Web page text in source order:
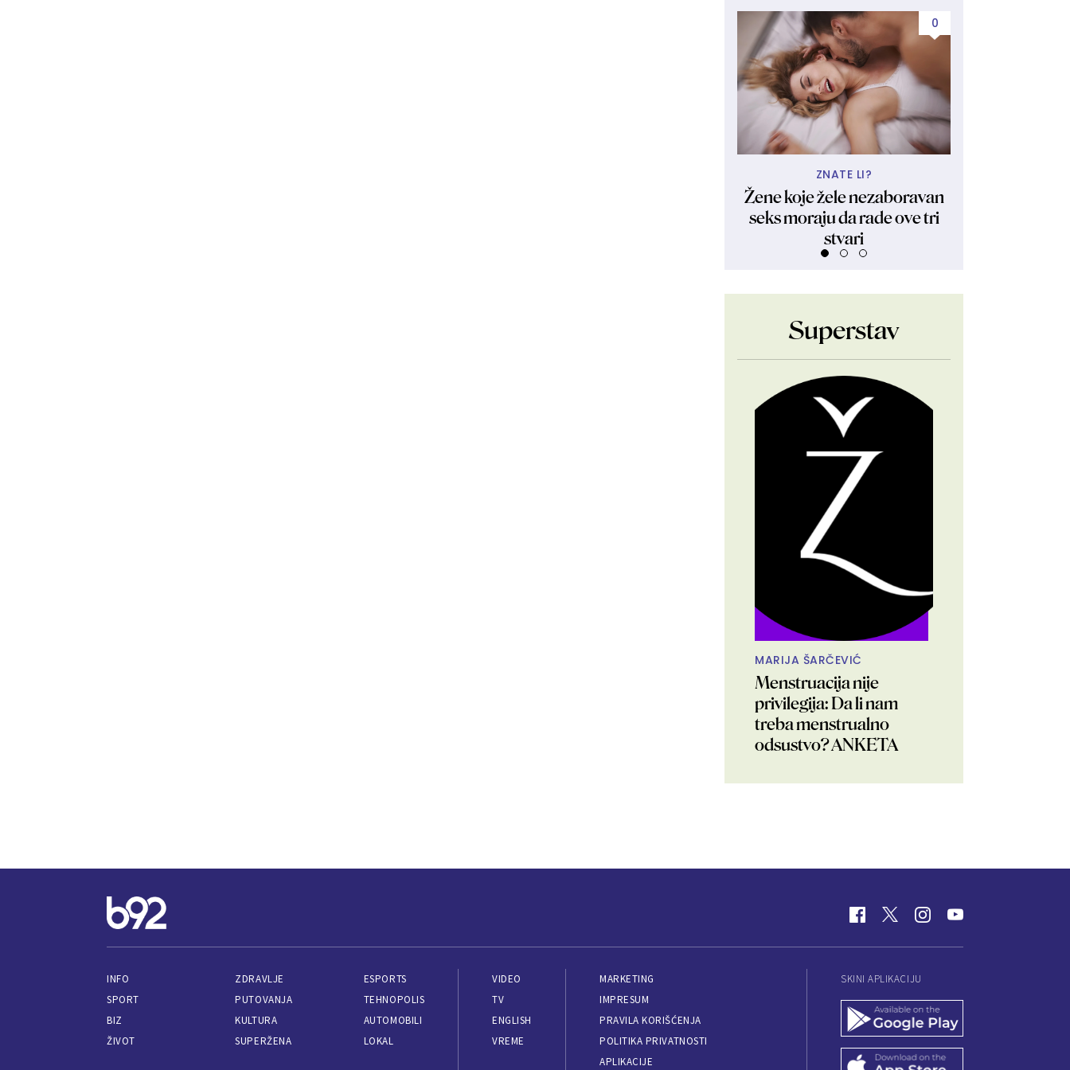
0
ZNATE LI?
Žene koje žele nezaboravan
seks moraju da rade ove tri
stvari
Superstav
MARIJA ŠARČEVIĆ
Menstruacija nije
privilegija: Da li nam
treba menstrualno
odsustvo? ANKETA
INFO
SPORT
BIZ
ŽIVOT
ZDRAVLJE
PUTOVANJA
KULTURA
SUPERŽENA
ESPORTS
TEHNOPOLIS
AUTOMOBILI
LOKAL
VIDEO
TV
ENGLISH
VREME
MARKETING
IMPRESUM
PRAVILA KORIŠĆENJA
POLITIKA PRIVATNOSTI
APLIKACIJE
SKINI APLIKACIJU